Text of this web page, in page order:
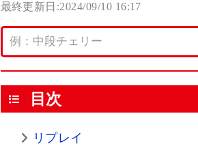
最終更新日:2024/09/10 16:17
目次
リプレイ